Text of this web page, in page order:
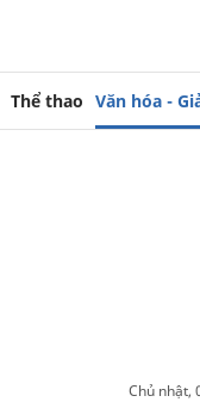
Thể thao Văn hóa -
chủ